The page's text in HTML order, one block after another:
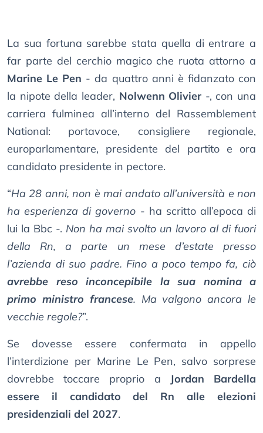
La sua fortuna sarebbe stata quella di entrare a
far parte del cerchio magico che ruota attorno a
Marine Le Pen - da quattro anni è fidanzato con
la nipote della leader, Nolwenn Olivier -, con una
carriera fulminea all’interno del Rassemblement
National: portavoce, consigliere regionale,
europarlamentare, presidente del partito e ora
candidato presidente in pectore.
“Ha 28 anni, non è mai andato all’università e non
ha esperienza di governo - ha scritto all’epoca di
lui la Bbc -. Non ha mai svolto un lavoro al di fuori
della Rn, a parte un mese d’estate presso
l’azienda di suo padre. Fino a poco tempo fa, ciò
avrebbe reso inconcepibile la sua nomina a
primo ministro francese. Ma valgono ancora le
vecchie regole?”.
Se dovesse essere confermata in appello
l’interdizione per Marine Le Pen, salvo sorprese
dovrebbe toccare proprio a Jordan Bardella
essere il candidato del Rn alle elezioni
presidenziali del 2027.